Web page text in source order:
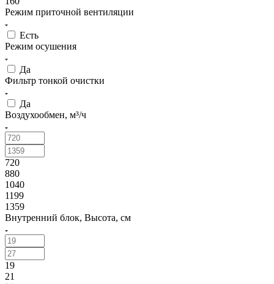
Режим приточной вентиляции
Есть
Режим осушения
Да
Фильтр тонкой очистки
Да
Воздухообмен, м³/ч
720
880
1040
1199
1359
Внутренний блок, Высота, см
19
21